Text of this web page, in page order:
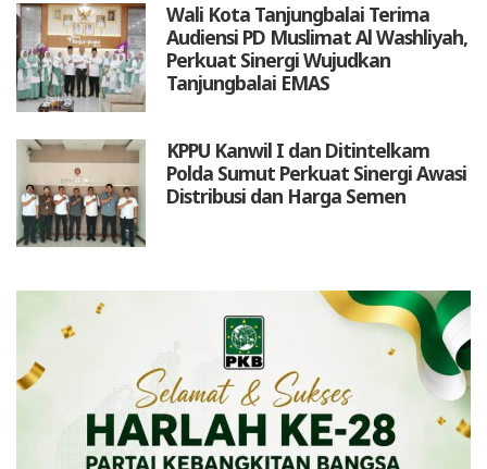
Wali Kota Tanjungbalai Terima
Audiensi PD Muslimat Al Washliyah,
Perkuat Sinergi Wujudkan
Tanjungbalai EMAS
KPPU Kanwil I dan Ditintelkam
Polda Sumut Perkuat Sinergi Awasi
Distribusi dan Harga Semen